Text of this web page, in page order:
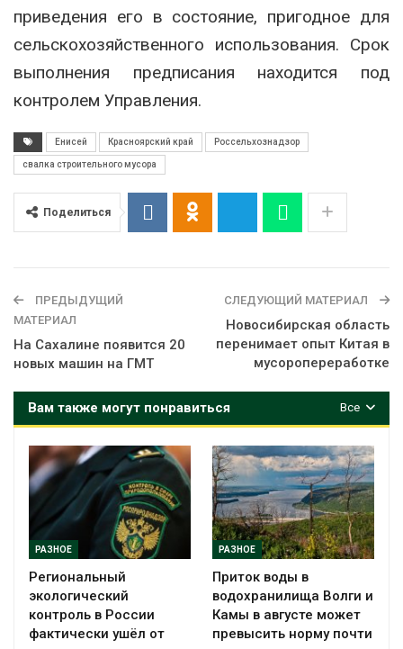
приведения его в состояние, пригодное для
сельскохозяйственного использования. Срок
выполнения предписания находится под
контролем Управления.
Енисей Красноярский край Россельхознадзор
свалка строительного мусора
Поделиться
ПРЕДЫДУЩИЙ
МАТЕРИАЛ
На Сахалине появится 20
новых машин на ГМТ
СЛЕДУЮЩИЙ МАТЕРИАЛ
Новосибирская область
перенимает опыт Китая в
мусоропереработке
Все
Вам также могут понравиться
РАЗНОЕ
Региональный
экологический
контроль в России
фактически ушёл от
РАЗНОЕ
Приток воды в
водохранилища Волги и
Камы в августе может
превысить норму почти